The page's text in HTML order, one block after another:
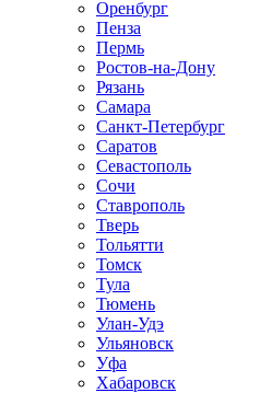
Оренбург
Пенза
Пермь
Ростов-на-Дону
Рязань
Самара
Санкт-Петербург
Саратов
Севастополь
Сочи
Ставрополь
Тверь
Тольятти
Томск
Тула
Тюмень
Улан-Удэ
Ульяновск
Уфа
Хабаровск